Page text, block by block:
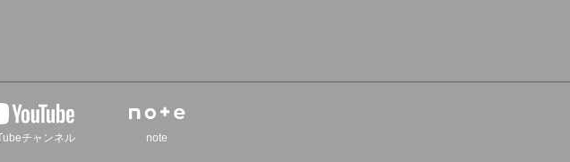
チャンネル note